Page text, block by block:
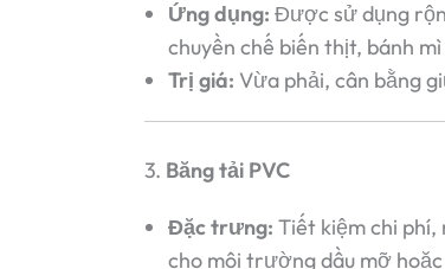
Ứng dụng: Được sử dụng
chuyền chế biến thịt, bánh
Trị giá: Vừa phải, cân bằng
3. Băng tải PVC
Đặc trưng: Tiết kiệm chi phí,
cho môi trường dầu mỡ